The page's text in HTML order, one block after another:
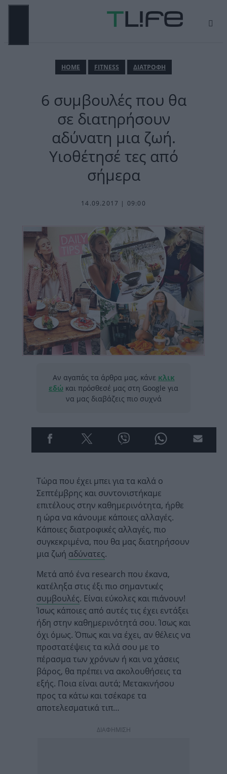
Μετάβαση
ΗΟΜΕ FITNESS ΔΙΑΤΡΟΦΗ
6 συμβουλές που θα
σε διατηρήσουν
αδύνατη μια ζωή.
Υιοθέτησέ τες από
σήμερα
14.09.2017 | 09:00
Αν αγαπάς τα άρθρα μας, κάνε κλικ
εδώ και πρόσθεσέ μας στη Google για
να μας διαβάζεις πιο συχνά
Τώρα που έχει μπει για τα καλά ο
Σεπτέμβρης και συντονιστήκαμε
επιτέλους στην καθημερινότητα, ήρθε
η ώρα να κάνουμε κάποιες αλλαγές.
Κάποιες διατροφικές αλλαγές, πιο
συγκεκριμένα, που θα μας διατηρήσουν
μια ζωή αδύνατες.
Μετά από ένα research που έκανα,
κατέληξα στις έξι πιο σημαντικές
συμβουλές. Είναι εύκολες και πιάνουν!
Ίσως κάποιες από αυτές τις έχει εντάξει
ήδη στην καθημερινότητά σου. Ίσως και
όχι όμως. Όπως και να έχει, αν θέλεις να
προστατέψεις τα κιλά σου με το
πέρασμα των χρόνων ή και να χάσεις
βάρος, θα πρέπει να ακολουθήσεις τα
εξής. Ποια είναι αυτά; Μετακινήσου
προς τα κάτω και τσέκαρε τα
αποτελεσματικά τιπ…
ΔΙΑΦΗΜΙΣΗ